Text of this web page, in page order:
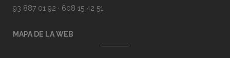
93 887 01 92 · 608 15 42 51
MAPA DE LA WEB